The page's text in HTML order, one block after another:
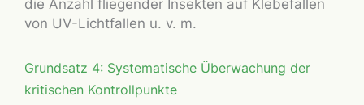
die Anzahl fliegender Insekten auf Klebefallen
von UV-Lichtfallen u. v. m.
Grundsatz 4: Systematische Überwachung der
kritischen Kontrollpunkte